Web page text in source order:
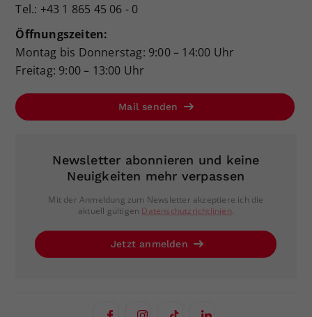
Tel.: +43 1 865 45 06 - 0
Öffnungszeiten:
Montag bis Donnerstag: 9:00 – 14:00 Uhr
Freitag: 9:00 – 13:00 Uhr
Mail senden
Newsletter abonnieren und keine
Neuigkeiten mehr verpassen
Mit der Anmeldung zum Newsletter akzeptiere ich die
aktuell gültigen Datenschutzrichtlinien.
Jetzt anmelden